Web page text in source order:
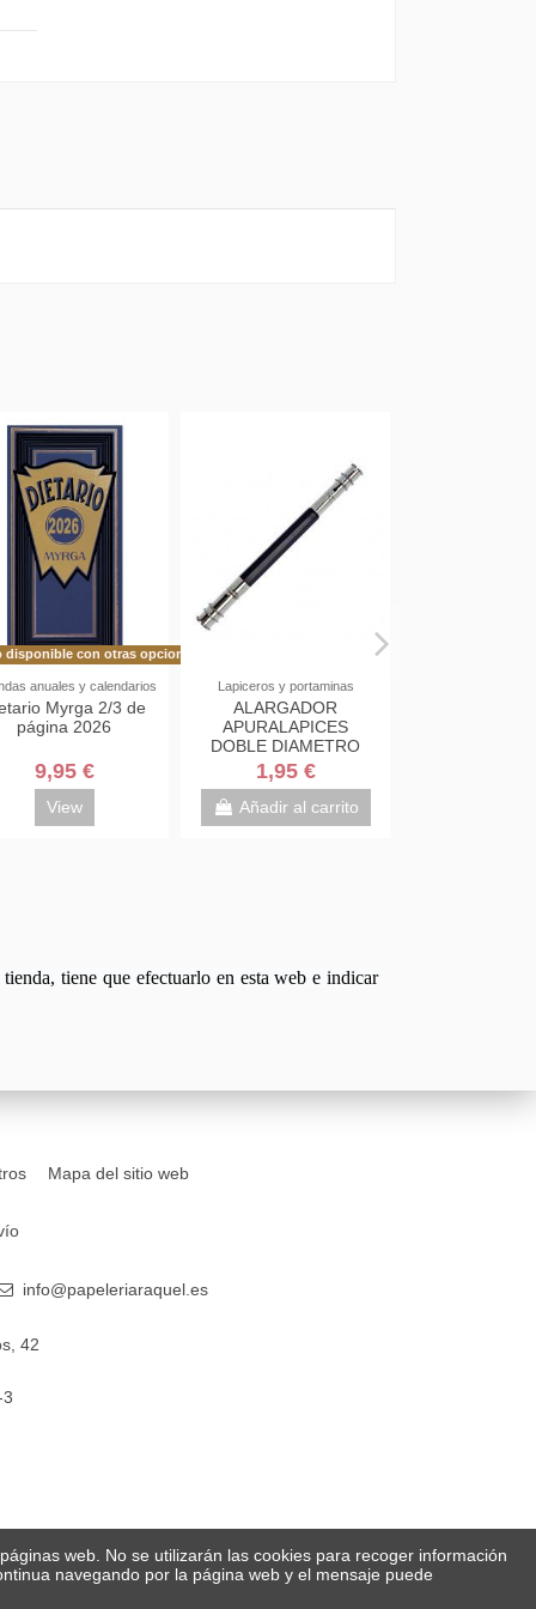
disponible con otras opciones
anuales y calendarios
Myrga 2/3 de
página 2026
9,95 €
View
Lapiceros y portaminas
ALARGADOR
APURALAPICES
DOBLE DIAMETRO
1,95 €
Añadir al carrito
tiene que efectuarlo en esta web e indicar
Mapa del sitio web
info@papeleriaraquel.es
42
web. No se utilizarán las cookies para recoger información
navegando por la página web y el mensaje puede